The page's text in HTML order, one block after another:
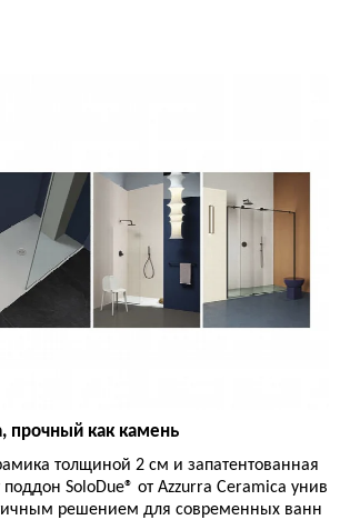
прочный как камень
толщиной 2 см и запатентованная
SoloDue® от Azzurra Ceramica унив
решением для современных ванн